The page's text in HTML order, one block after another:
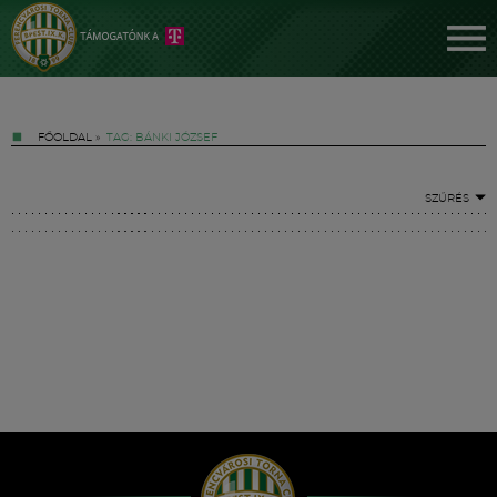
FŐOLDAL » TAG: BÁNKI JÓZSEF
SZŰRÉS
Hírek